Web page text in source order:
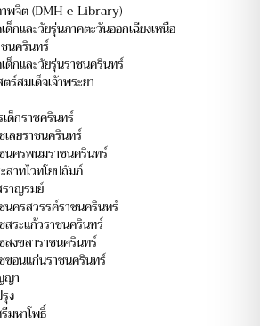
พจิต (DMH e-Library)
กและวัยรุ่นภาคตะวันออกเฉียงเหนือ
นครินทร์
ด็กและวัยรุ่นราชนครินทร์
ร์สมเด็จเจ้าพระยา
ด็กราชครินทร์
เลยราชนครินทร์
นครพนมราชนครินทร์
สาทไวทโยปถัมภ์
ราญรมย์
นครสวรรค์ราชนครินทร์
สระแก้วราชนครินทร์
สงขลาราชนครินทร์
ขอนแก่นราชนครินทร์
ญา
ง
มหาโพธิ์